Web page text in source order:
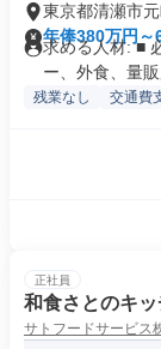
東京都清瀬市
年俸380万円～
求める人材: ■
ー、外食、量販
残業なし 交通費
正社員
和食さとのキ
サトフードサービス